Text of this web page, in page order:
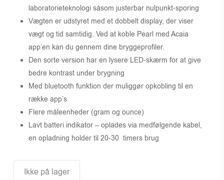
laboratorieteknologi såsom justerbar nulpunkt-sporing
Vægten er udstyret med et dobbelt display, der viser
vægt og tid samtidig. Ved at koble Pearl med Acaia
app’en kan du gennem dine bryggeprofiler.
Den sorte version har en lysere LED-skærm for at give
bedre kontrast under brygning
Med bluetooth funktion der muliggør opkobling til en
række app’s
Flere måleenheder (gram og ounce)
Lavt batteri indikator – oplades via medfølgende kabel,
en opladning holder til 20-30 timers brug
Ikke på lager